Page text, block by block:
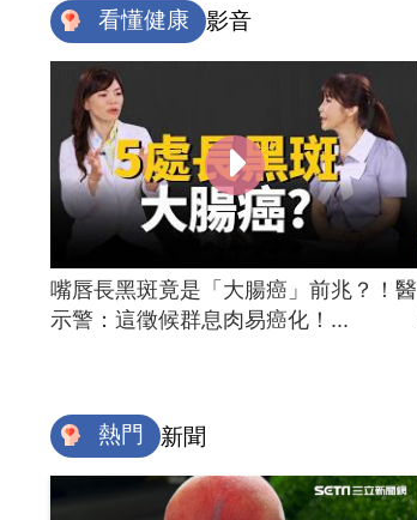
看懂健康 影音
嘴唇長黑斑竟是「大腸癌」前兆？！醫
示警：這徵候群息肉易癌化！...
熱門 新聞